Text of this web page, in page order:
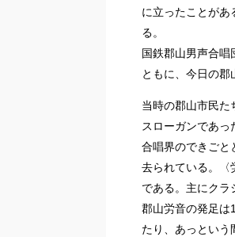
に立ったことがあ
る。
国鉄郡山男声合唱
ともに、今日の郡
当時の郡山市民た
スローガンであっ
合唱界のできごと
去られている。〈
である。主にクラ
郡山労音の発足は
たり、あっという